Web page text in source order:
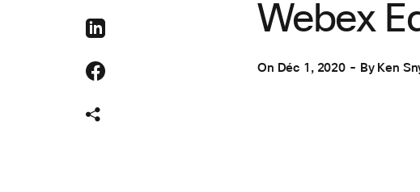
Webex
On Déc 1, 2020 By Ken